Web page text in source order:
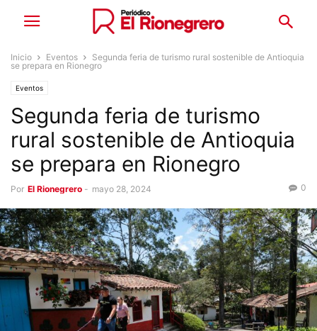
Inicio Eventos
Segunda feria de turismo rural sostenible de Antioquia
se prepara en Rionegro
Eventos
Segunda feria de turismo
rural sostenible de Antioquia
se prepara en Rionegro
Por El Rionegrero - mayo 28, 2024 0